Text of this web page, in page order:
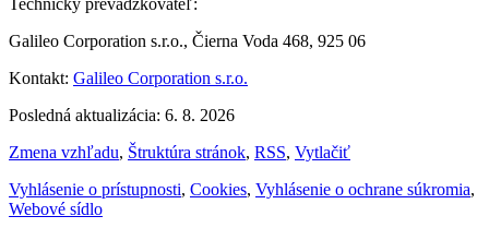
Technický prevádzkovateľ:
Galileo Corporation s.r.o., Čierna Voda 468, 925 06
Kontakt: Galileo Corporation s.r.o.
Posledná aktualizácia: 6. 8. 2026
Zmena vzhľadu, Štruktúra stránok, RSS, Vytlačiť
Vyhlásenie o prístupnosti, Cookies, Vyhlásenie o ochrane súkromia,
Webové sídlo